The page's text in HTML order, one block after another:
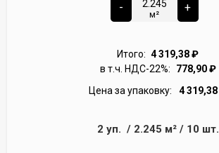
-
м²
+
Итого: 4 319,38₽
в т.ч. НДС-22%:
778,90₽
Цена за упаковку:
4 319,38
2 уп. / 2.245 м²/ 10 шт.